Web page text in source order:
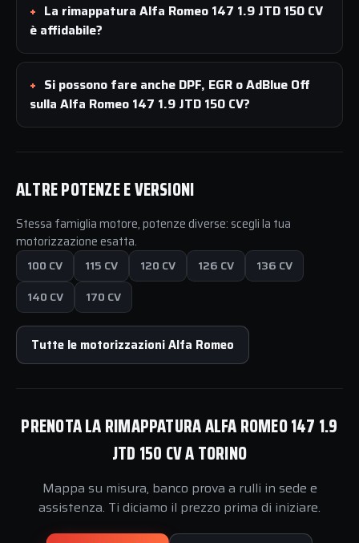
La rimappatura Alfa Romeo 147 1.9 JTD 150 CV
è affidabile?
Si possono fare anche DPF, EGR o AdBlue Off
sulla Alfa Romeo 147 1.9 JTD 150 CV?
ALTRE POTENZE E VERSIONI
Stessa famiglia motore, potenze diverse: scegli la tua
motorizzazione esatta.
100 CV
115 CV 120 CV 126 CV
136 CV
140 CV
170 CV
Tutte le motorizzazioni Alfa Romeo
PRENOTA LA RIMAPPATURA ALFA ROMEO 147 1.9
JTD 150 CV A TORINO
Mappa su misura, banco prova a rulli in sede e
assistenza. Ti diciamo il prezzo prima di iniziare.